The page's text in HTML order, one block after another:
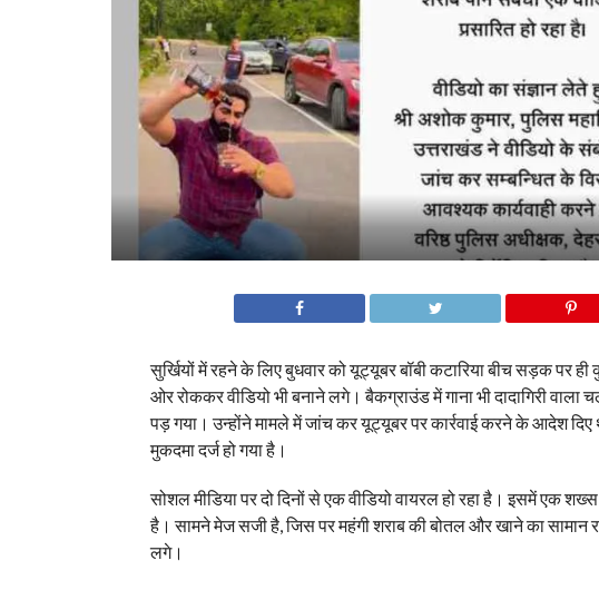
सुर्खियों में रहने के लिए बुधवार को यूट्यूबर बॉबी कटारिया बीच सड़क पर
ओर रोककर वीडियो भी बनाने लगे। बैकग्राउंड में गाना भी दादागिरी वाला
पड़ गया। उन्होंने मामले में जांच कर यूट्यूबर पर कार्रवाई करने के आदेश
मुकदमा दर्ज हो गया है।
सोशल मीडिया पर दो दिनों से एक वीडियो वायरल हो रहा है। इसमें एक
है। सामने मेज सजी है, जिस पर महंगी शराब की बोतल और खाने का
लगे।